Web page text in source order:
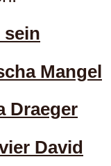
sein
Mangel
Draeger
David